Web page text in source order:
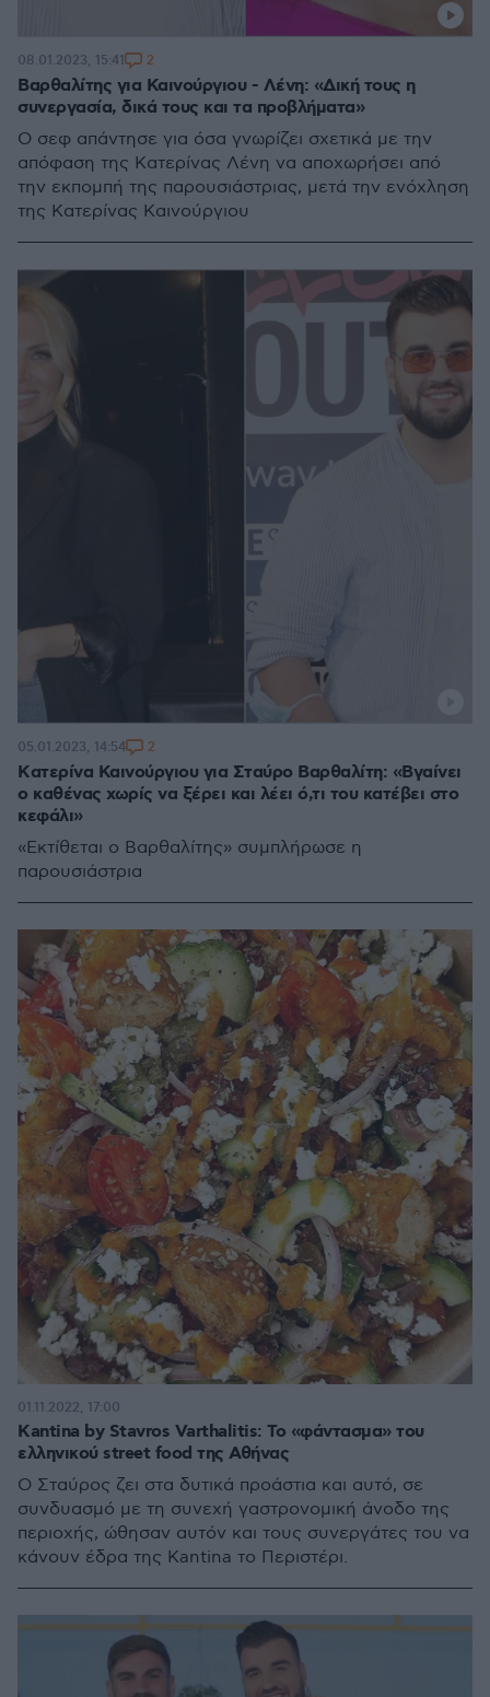
Βαρθαλίτης για Καινούργιου - Λένη: «Δική τους η
συνεργασία, δικά τους και τα προβλήματα»
Ο σεφ απάντησε για όσα γνωρίζει σχετικά με την
απόφαση της Κατερίνας Λένη να αποχωρήσει από
την εκπομπή της παρουσιάστριας, μετά την ενόχληση
της Κατερίνας Καινούργιου
08.01.2023, 15:41 2
Kατερίνα Καινούργιου για Σταύρο Βαρθαλίτη: «Βγαίνει
ο καθένας χωρίς να ξέρει και λέει ό,τι του κατέβει στο
κεφάλι»
«Εκτίθεται ο Βαρθαλίτης» συμπλήρωσε η
παρουσιάστρια
05.01.2023, 14:54 2
Kantina by Stavros Varthalitis: Το «φάντασμα» του
ελληνικού street food της Αθήνας
Ο Σταύρος ζει στα δυτικά προάστια και αυτό, σε
συνδυασμό με τη συνεχή γαστρονομική άνοδο της
περιοχής, ώθησαν αυτόν και τους συνεργάτες του να
κάνουν έδρα της Kantina το Περιστέρι.
01.11.2022, 17:00